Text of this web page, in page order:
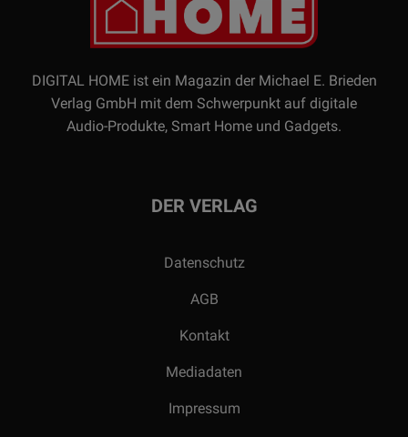
DIGITAL HOME ist ein Magazin der Michael E. Brieden
Verlag GmbH mit dem Schwerpunkt auf digitale
Audio-Produkte, Smart Home und Gadgets.
DER VERLAG
Datenschutz
AGB
Kontakt
Mediadaten
Impressum